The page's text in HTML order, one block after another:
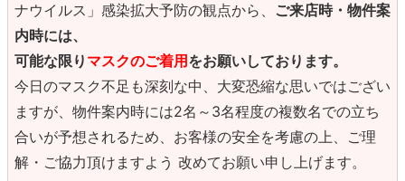
ナウイルス」感染拡大予防の観点から、 ご来店時・物件案
内時には、
可能な限り マスクのご着用 をお願いしております。
今日のマスク不足も深刻な中、大変恐縮な思いではござい
ますが、物件案内時には2名～3名程度の複数名での立ち
合いが予想されるため、お客様の安全を考慮の上、ご理
解・ご協力頂けますよう 改めてお願い申し上げます。